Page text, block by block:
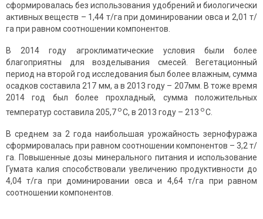
сформировалась без использования удобрений и биологически
активных веществ – 1,44 т/га при доминировании овса и 2,01 т/
га при равном соотношении компонентов.
В 2014 году агроклиматические условия были более
благоприятны для возделывания смесей. Вегетационный
период на второй год исследования был более влажным, сумма
осадков составила 217 мм, а в 2013 году – 207мм. В тоже время
2014 год был более прохладный, сумма положительных
температур составила 205,7 оС, в 2013 году – 213 оС.
В среднем за 2 года наибольшая урожайность зернофуража
сформировалась при равном соотношении компонентов – 3,2 т/
га. Повышенные дозы минерального питания и использование
Гумата калия способствовали увеличению продуктивности до
4,04 т/га при доминировании овса и 4,64 т/га при равном
соотношении компонентов.